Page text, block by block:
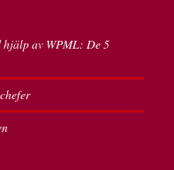
hjälp av WPML: De 5